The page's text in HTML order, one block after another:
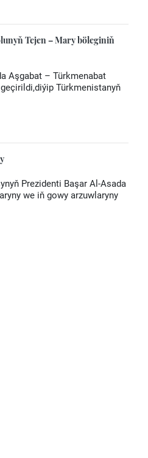
Tejen – Mary böleginiň
Aşgabat – Türkmenabat
Türkmenistanyň
Prezidenti Başar Al-Asada
we iň gowy arzuwlaryny